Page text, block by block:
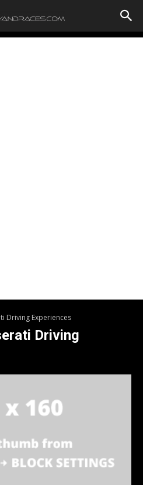
Driving Experiences
Driving